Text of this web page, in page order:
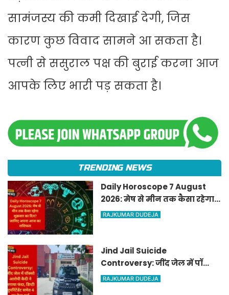
सामंजस्य की कमी दिखाई देगी, जिस
कारण कुछ विवाद सामने आ सकता है।
पत्नी से ससुराल पक्ष की बुराई करना आज
आपके लिए भारी पड़ सकता है।
TRENDING NEWS
Daily Horoscope 7 August
2026: मेष से मीन तक कैसा रहेगा
शुक्रवार का दिन? जानिए अपना
RAJKUMAR DUDEJA
Jind Jail Suicide
Controversy: जींद जेल में पॉक्सो
आरोपी कैदी ने लगाया फंदा, डिप्टी
RAJKUMAR DUDEJA